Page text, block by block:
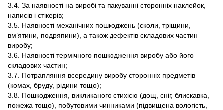
3.4. За наявності на виробі та пакуванні сторонніх наклейок,
написів і стікерів;
3.5. Наявності механічних пошкоджень (сколи, тріщини,
вм’ятини, подряпини), а також дефектів складових частин
виробу;
3.6. Наявності термічного пошкодження виробу або його
складових частин;
3.7. Потрапляння всередину виробу сторонніх предметів
(комах, бруду, рідини тощо);
3.8. Пошкодження, викликаного стихією (дощ, сніг, блискавка,
пожежа тощо), побутовими чинниками (підвищена вологість,